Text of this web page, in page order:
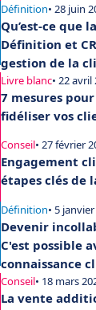
Définition• 28 juin
Qu’est-ce que
Définition et
gestion de la
Livre blanc• 22 avril
7 mesures
fidéliser vos
Conseil• 27 février
Engagement
étapes clés de
Définition• 5
Devenir
C'est possible
connaissance
Conseil• 18 mars
La vente